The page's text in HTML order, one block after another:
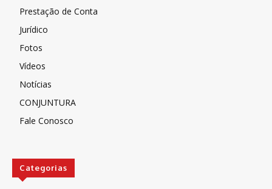
Prestação de Conta
Jurídico
Fotos
Vídeos
Notícias
CONJUNTURA
Fale Conosco
Categorias